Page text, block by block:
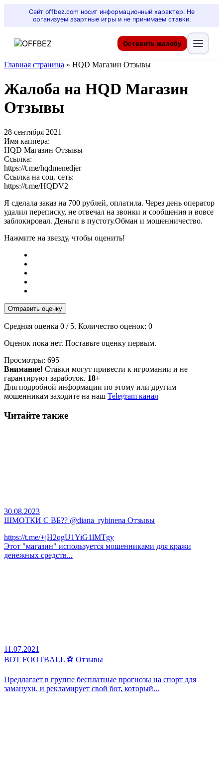
Сайт offbez.com носит информационный характер. Не
организуем азартные игры и не принимаем ставки.
Оставить жалобу
Главная страница » HQD Магазин Отзывы
Жалоба на HQD Магазин
Отзывы
28 сентября 2021
Имя каппера:
HQD Магазин Отзывы
Ссылка:
https://t.me/hqdmenedjer
Ссылка на соц. сеть:
https://t.me/HQDV2
Я сделала заказ на 700 рублей, оплатила. Через день оператор
удалил переписку, не отвечал на звонки и сообщения и вовсе
заблокировал. Деньги в пустоту.Обман и мошенничество.
Нажмите на звезду, чтобы оценить!
Отправить оценку
Средняя оценка 0 / 5. Количество оценок: 0
Оценок пока нет. Поставьте оценку первым.
Просмотры: 695
Внимание! Ставки могут привести к игромании и не
гарантируют заработок. 18+
Для подробной информации по этому или другим
мошенникам заходите на наш Telegram канал
Читайте также
30.08.2023
ШМОТКИ С ВБ?? @diana_rybinena Отзывы
https://t.me/+jH2qgU1YiG1lMTgy
Этот "магазин" используется мошенниками для кражи
денежных средств...
11.07.2021
BOT FOOTBALL ⚽ Отзывы
Предлагает в группе бесплатные прогнозы на спорт для
заманухи, и рекламирует свой бот, который...